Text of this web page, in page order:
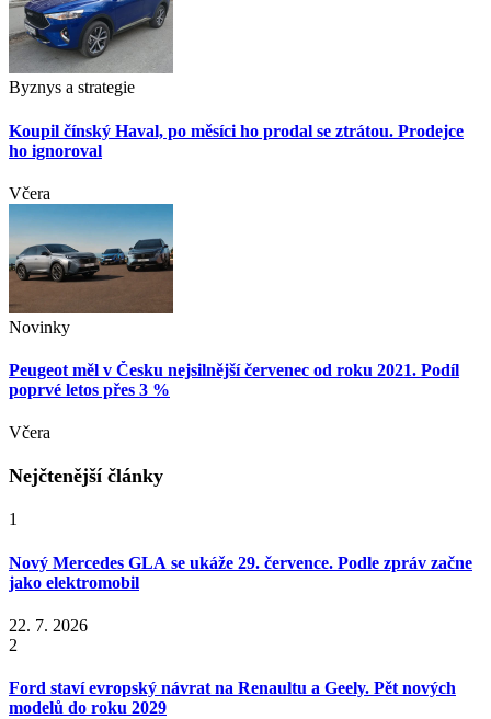
Byznys a strategie
Koupil čínský Haval, po měsíci ho prodal se ztrátou. Prodejce
ho ignoroval
Včera
Novinky
Peugeot měl v Česku nejsilnější červenec od roku 2021. Podíl
poprvé letos přes 3 %
Včera
Nejčtenější články
1
Nový Mercedes GLA se ukáže 29. července. Podle zpráv začne
jako elektromobil
22. 7. 2026
2
Ford staví evropský návrat na Renaultu a Geely. Pět nových
modelů do roku 2029